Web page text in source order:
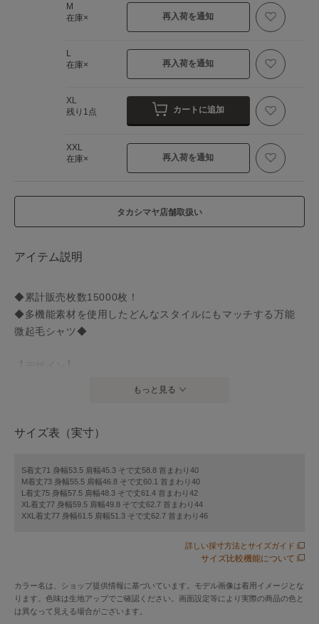
M
在庫×
再入荷を通知
L
在庫×
再入荷を通知
XL
残り1点
カートに追加
XXL
在庫×
再入荷を通知
タカシマヤ店舗取扱い
アイテム説明
◆累計販売枚数15000枚！
◆多機能素材を使用したどんなスタイルにもマッチする万能
微起毛シャツ◆
色々な着回しがききます。
力です。
スッキリとしたシルエットながら、アームホールと首周りを
広くすることで着やすさを追求。
胸のエッフェル塔モチーフ刺繍はカラーにより配色が異な
着丈やエリ型を細部までこだわったベーシックアイテムで
【素材】
もっと見る
サイズ表（実寸）
S着丈71 身幅53.5 肩幅45.3 そで丈58.8 首まわり40
M着丈73 身幅55.5 肩幅46.8 そで丈60.1 首まわり40
L着丈75 身幅57.5 肩幅48.3 そで丈61.4 首まわり42
XL着丈77 身幅59.5 肩幅49.8 そで丈62.7 首まわり44
XXL着丈77 身幅61.5 肩幅51.3 そで丈62.7 首まわり46
詳しい採寸方法とサイズガイド
サイズ比較機能について
カラー名は、ショップ提供情報に基づいています。モデル画像は着用イメージとな
ります。色味は生地アップでご確認ください。画面設定等により実際の商品の色と
は異なって見える場合がございます。